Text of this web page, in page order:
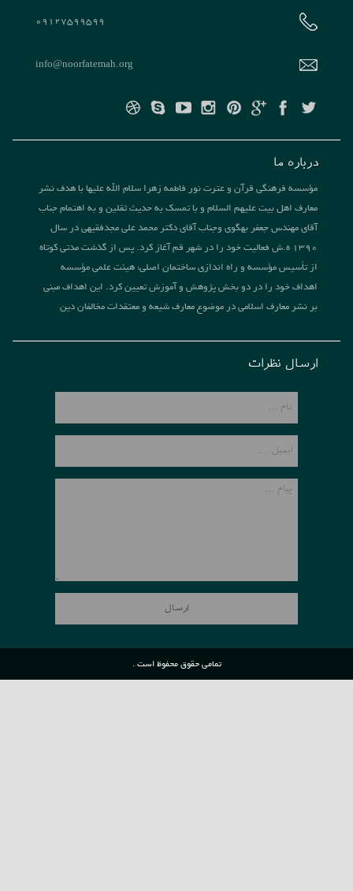
09127599599
info@noorfatemah.org
درباره ما
مؤسسه فرهنگی قرآن و عترت نور فاطمه زهرا سلام الله علیها با هدف نشر
معارف اهل بیت علیهم السلام و با تمسک به حدیث ثقلین و به اهتمام جناب
آقای مهندس جعفر بهگوی وجناب آقای دکتر محمد علی مجدفقیهی در سال
1390 ه.ش فعالیت خود را در شهر قم آغاز کرد. پس از گذشت مدتی کوتاه
از تأسیس مؤسسه و راه اندازی ساختمان اصلی، هیئت علمی مؤسسه
اهداف خود را در دو بخش پژوهش و آموزش تعیین کرد. این اهداف مبنی
بر نشر معارف اسلامی در موضوع معارف شیعه و معتقدات مخالفان دین
ارسال نظرات
تمامی حقوق محفوظ است .